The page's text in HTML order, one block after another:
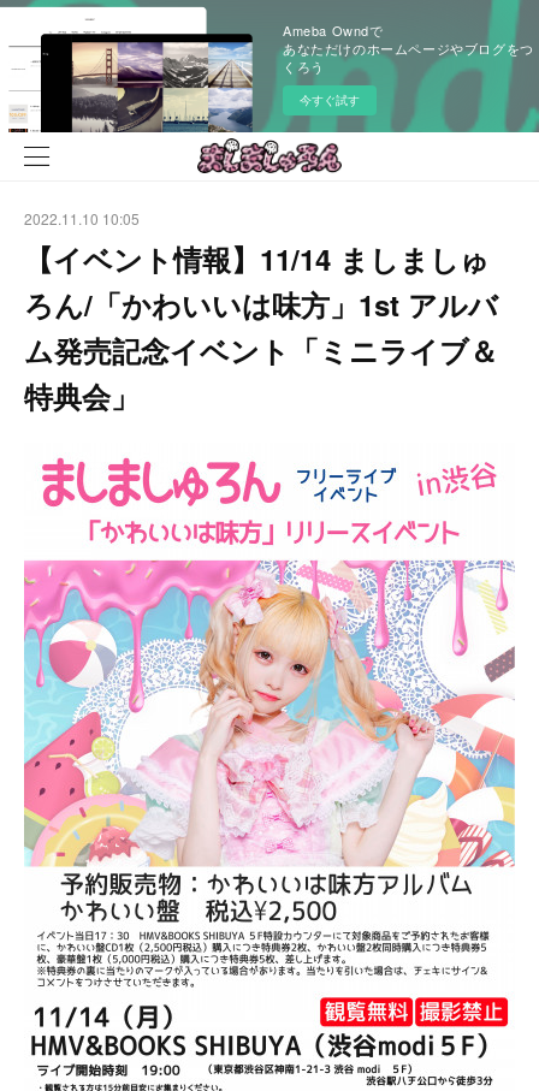
Ameba Owndで
あなただけのホームページやブログをつ
くろう
今すぐ試す
2022.11.10 10:05
【イベント情報】11/14 ましましゅ
ろん/「かわいいは味方」1st アルバ
ム発売記念イベント「ミニライブ＆
特典会」